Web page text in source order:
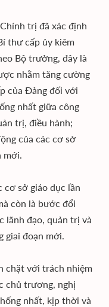
trị đã xác định
thư cấp ủy kiêm
Bộ trưởng, đây là
nhằm tăng cường
của Đảng đối với
nhất giữa công
trị, điều hành;
của các cơ sở
mới.
cơ sở giáo dục lần
còn là bước đổi
lãnh đạo, quản trị và
giai đoạn mới.
chặt với trách nhiệm
chủ trương, nghị
nhất, kịp thời và